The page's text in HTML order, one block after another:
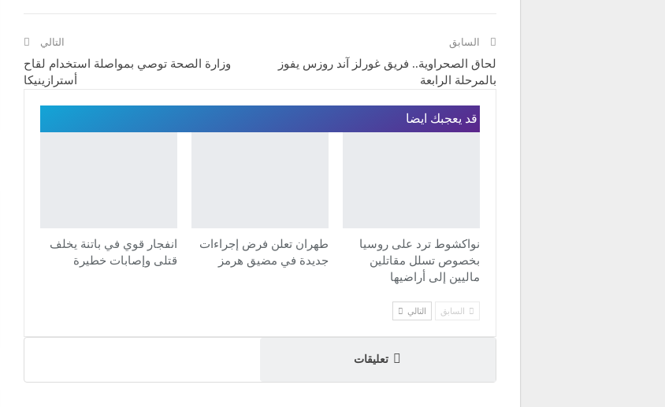
السابق
لحاق الصحراوية.. فريق غورلز آند روزس يفوز
بالمرحلة الرابعة
التالي
وزارة الصحة توصي بمواصلة استخدام لقاح
أسترازينيكا
قد يعجبك ايضا
نواكشوط ترد على روسيا
بخصوص تسلل مقاتلين
ماليين إلى أراضيها
طهران تعلن فرض إجراءات
جديدة في مضيق هرمز
انفجار قوي في باتنة يخلف
قتلى وإصابات خطيرة
السابق التالي
تعليقات